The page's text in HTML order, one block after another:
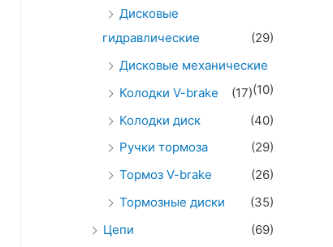
Дисковые
гидравлические
(29)
Дисковые механические
(10)
Колодки V-brake
(17)
Колодки диск
(40)
Ручки тормоза
(29)
Тормоз V-brake
(26)
Тормозные диски
(35)
Цепи
(69)